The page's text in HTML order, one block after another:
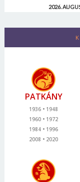
2026.
PATKÁNY
1936
1948
1960
1972
1984
1996
2008
2020